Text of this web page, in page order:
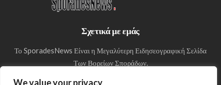
We value your privacy
Σχετικά με εμάς
Το SporadesNews Είναι η Μεγαλύτερη Ειδησεογραφική Σελίδα
Των Βορείων Σποράδων.